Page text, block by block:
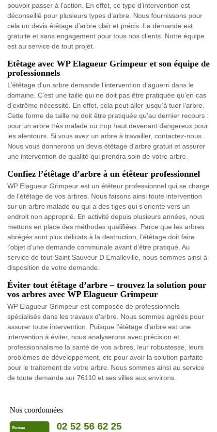
pouvoir passer à l’action. En effet, ce type d’intervention est
déconseillé pour plusieurs types d’arbre. Nous fournissons pour
cela un devis étêtage d’arbre clair et précis. La demande est
gratuite et sans engagement pour tous nos clients. Notre équipe
est au service de tout projet.
Etêtage avec WP Elagueur Grimpeur et son équipe de
professionnels
L’étêtage d'un arbre demande l’intervention d’aguerri dans le
domaine. C’est une taille qui ne doit pas être pratiquée qu’en cas
d’extrême nécessité. En effet, cela peut aller jusqu’à tuer l’arbre.
Cette forme de taille ne doit être pratiquée qu’au dernier recours :
pour un arbre très malade ou trop haut devenant dangereux pour
les alentours. Si vous avez un arbre à travailler, contactez-nous.
Nous vous donnerons un devis étêtage d'arbre gratuit et assurer
une intervention de qualité qui prendra soin de votre arbre.
Confiez l’étêtage d’arbre à un étêteur professionnel
WP Elagueur Grimpeur est un étêteur professionnel qui se charge
de l'étêtage de vos arbres. Nous faisons ainsi toute intervention
sur un arbre malade ou qui a des tiges qui s’oriente vers un
endroit non approprié. En activité depuis plusieurs années, nous
mettons en place des méthodes qualifiées. Parce que les arbres
abrégés sont plus délicats à la destruction, l'étêtage doit faire
l’objet d’une demande communale avant d’être pratiqué. Au
service de tout Saint Sauveur D Emalleville, nous sommes ainsi à
disposition de votre demande.
Éviter tout étêtage d’arbre – trouvez la solution pour
vos arbres avec WP Elagueur Grimpeur
WP Elagueur Grimpeur est composée de professionnels
spécialisés dans les travaux d’arbre. Nous sommes agréés pour
assurer toute intervention. Puisque l’étêtage d’arbre est une
intervention à éviter, nous analyserons avec précision et
professionnalisme la santé de vos arbres, leur robustesse, leurs
problèmes de développement, etc pour avoir la solution parfaite
pour le traitement de votre arbre. Nous sommes ainsi au service
de toute demande sur 76110 et ses villes aux environs.
Nos coordonnées
Bureau 02 52 56 62 25